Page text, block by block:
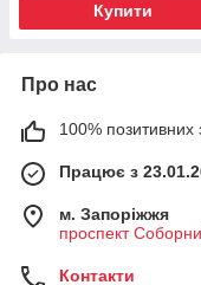
Купити
Про нас
100% позитивних
Працює з
м. Запоріжжя
проспект
Контакти